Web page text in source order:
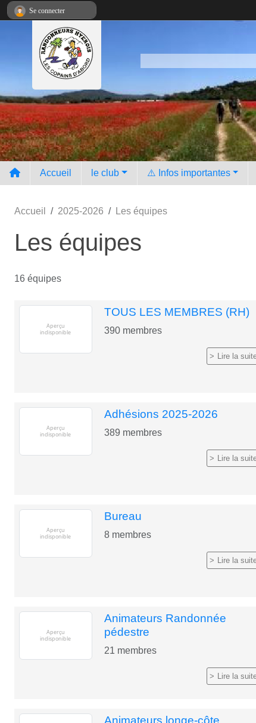
Accueil le club ⚠️ Infos importantes
Accueil 2025-2026 Les équipes
Les équipes
16 équipes
TOUS LES MEMBRES (RH)
390 membres
Lire la
Adhésions 2025-2026
389 membres
Lire la
Bureau
8 membres
Lire la
Animateurs Randonnée
pédestre
21 membres
Lire la
Animateurs longe-côte
Se connecter
Panneau de gestion des cookies